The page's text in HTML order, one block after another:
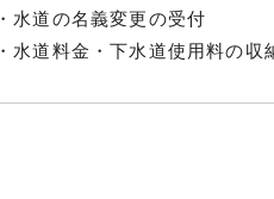
・水道の名義変更の受付
・水道料金・下水道使用料の収